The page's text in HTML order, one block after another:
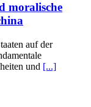
moralische
auf der
und [...]